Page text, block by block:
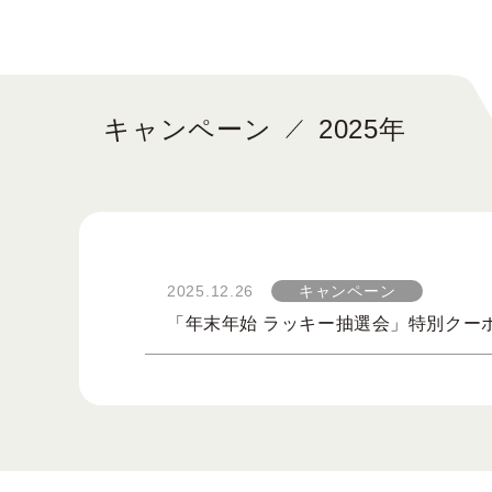
キャンペーン 2025年
2025.12.26 キャンペーン
「年末年始 ラッキー抽選会」特別クー